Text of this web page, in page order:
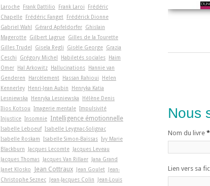
Nous
Nom du livre *
Lien vers sa
Laroche Frank Dattilio Frank Laroi
Frédéric
Chapelle Frédéric Fanget Frédérick Dionne
Gabriel Wahl
Gérard Apfeldorfer Ghislain
Magerotte Gilbert Lagrue Gilles de la Tourette
Gilles Trudel
Gisela Regli Gisèle George Grazia
Ceschi
Grégory Michel Habiletés sociales Haim
Omer Hal Arkowitz Hallucinations Hannie van
Genderen
Harcèlement Hassan Rahioui
Helen
Kennerley Henri-Jean Aubin
Henryka Katia
Lesniewska
Henryka Lesniewska
Hélène Denis
Ilios Kotsou Imagerie mentale Impulsivité
Injustice Insomnie Intelligence émotionnelle
Isabelle Leboeuf Isabelle Leygnac-Solignac
Isabelle Roskam Isabelle Simon-Baïssas Ivy Marie
Blackburn
Jacques Lecomte Jacques Leveau
Jacques Thomas Jacques Van Rillaer Jana Grand
Janet Klosko
Jean Cottraux Jean Goulet Jean-
Christophe Seznec Jean-Jacques Colin
Jean-Louis